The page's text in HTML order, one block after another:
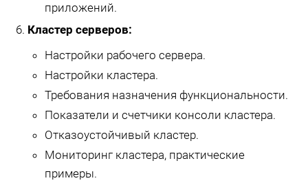
приложений.
Кластер серверов:
Настройки рабочего сервера.
Настройки кластера.
Требования назначения функциональности.
Показатели и счетчики консоли кластера.
Отказоустойчивый кластер.
Мониторинг кластера, практические
примеры.